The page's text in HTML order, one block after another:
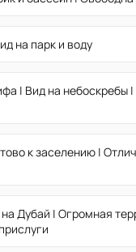
на парк и воду
| Вид на небоскребы
к заселению |
Дубай | Огромная